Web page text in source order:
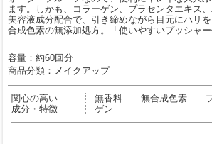
ます。しかも、コラーゲン、プラセンタエキス
美容液成分配合で、引き締めながら目元にハリ
合成色素の無添加処方。「使いやすいプッシャー
容量：約60回分
商品分類：メイクアップ
関心の高い
成分・特徴
無香料 無合成色素
ゲン